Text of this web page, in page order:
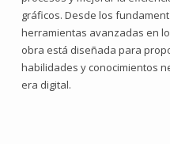
gráficos. Desde los
herramientas avanzadas en
obra está diseñada para
habilidades y conocimientos
era digital.